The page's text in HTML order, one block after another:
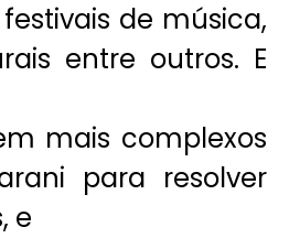
de música,
entre outros. E
mais complexos
para resolver
e